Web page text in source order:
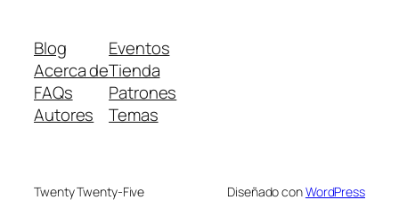
Blog
Acerca de
FAQs
Autores
Eventos
Tienda
Patrones
Temas
Twenty Twenty-Five Diseñado conWordPress